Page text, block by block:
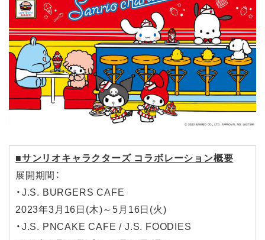
■サンリオキャラクターズ コラボレーション概要
展開期間：
・J.S. BURGERS CAFE
2023年3月16日(木)～5月16日(火)
・J.S. PNCAKE CAFE / J.S. FOODIES